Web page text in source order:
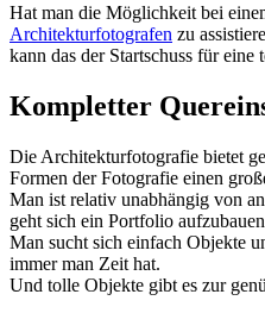
Hat man die Möglichkeit bei
Architekturfotografen zu
kann das der Startschuss für eine
Kompletter
Die Architekturfotografie bietet
Formen der Fotografie einen
Man ist relativ unabhängig von
geht sich ein Portfolio
Man sucht sich einfach Objekte
immer man Zeit hat.
Und tolle Objekte gibt es zur